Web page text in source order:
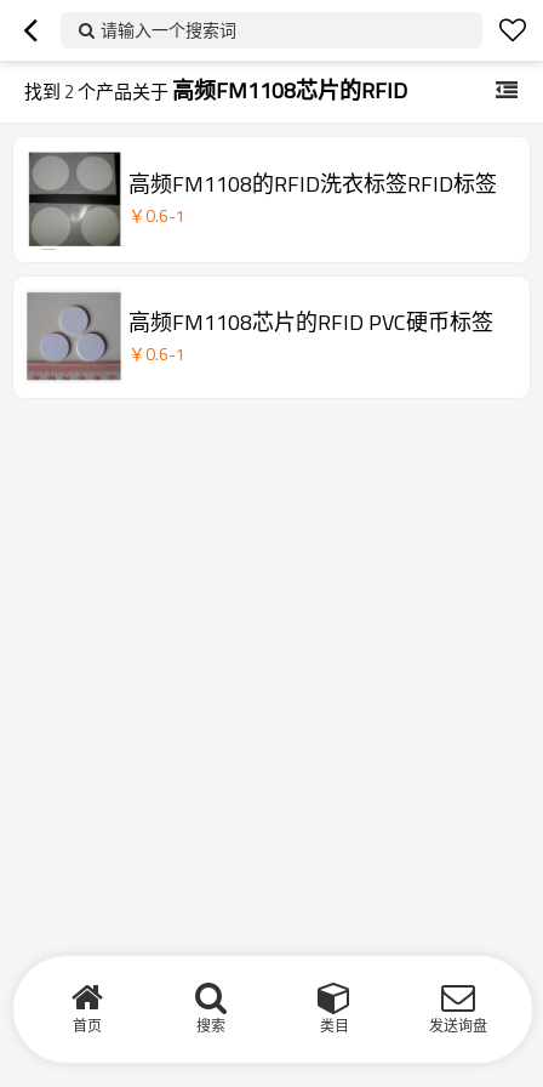
请输入一个搜索词
找到 2个产品关于高频FM1108芯片的RFID
高频FM1108的RFID洗衣标签RFID标签
￥0.6-1
高频FM1108芯片的RFID PVC硬币标签
￥0.6-1
首页 搜索 类目 发送询盘